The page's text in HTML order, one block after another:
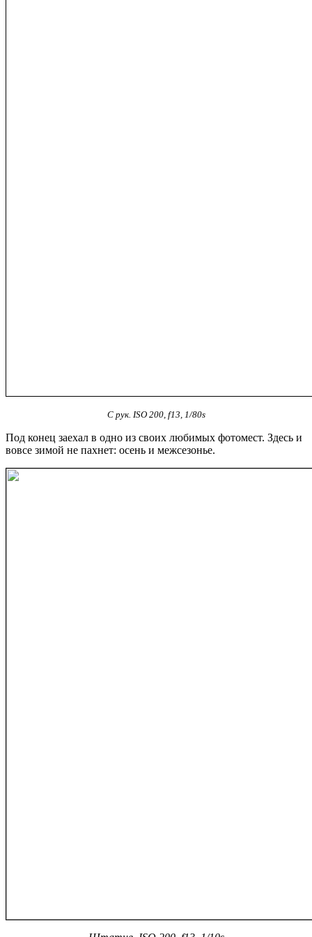
С рук. ISO 200, f13, 1/80s
Под конец заехал в одно из своих любимых фотомест. Здесь и
вовсе зимой не пахнет: осень и межсезонье.